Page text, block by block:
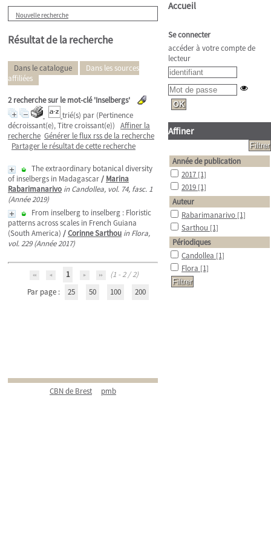
Nouvelle recherche
Résultat de la recherche
Dans le catalogue
Dans les sources
affiliées
2recherche sur le mot-clé'Inselbergs'
trié(s) par (Pertinence
décroissant(e), Titre croissant(e)) Affiner la
recherche Générer le flux rss de la recherche
Partager le résultat de cette recherche
The extraordinary botanical diversity
of inselbergs in Madagascar/ Marina
Rabarimanarivo in Candollea, vol. 74, fasc. 1
(Année 2019)
From inselberg to inselberg : Floristic
patterns across scales in French Guiana
(South America) /Corinne Sarthou in Flora,
vol. 229 (Année 2017)
1
(1 - 2 / 2)
Par page :
25 50 100 200
CBN de Brest pmb
Accueil
Se connecter
accéder à votre compte de
lecteur
Affiner
Année de publication
2017 [1]
2019 [1]
Auteur
Rabarimanarivo [1]
Sarthou [1]
Périodiques
Candollea [1]
Flora [1]